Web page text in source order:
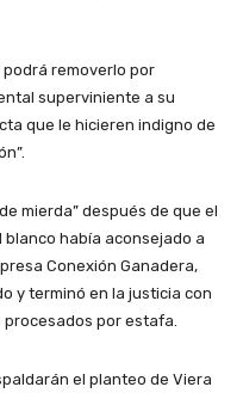
podrá removerlo por
superviniente a su
que le hicieren indigno de
mierda” después de que el
había aconsejado a
Conexión Ganadera,
y terminó en la justicia con
por estafa.
el planteo de Viera